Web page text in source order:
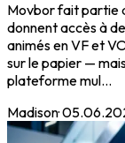
Movbor fait partie
donnent accès à
animés en VF et
sur le papier —
plateforme mul...
Madison·